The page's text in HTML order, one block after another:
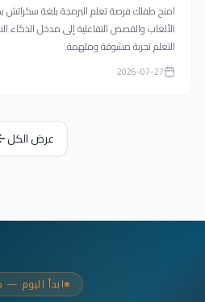
امنح طفلك فرصة تعلم البرمجة بلغة سكراتش
الألعاب والقصص التفاعلية إلى مدخل الذكاء
التعلم تجربة مشوقة وملهمة.
2026-07-27
عرض الكل
ابدأ اليوم —